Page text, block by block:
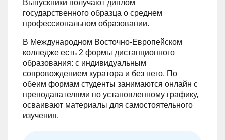
Выпускники получают диплом
государственного образца о среднем
профессиональном образовании.
В Международном Восточно-Европейском
колледже есть 2 формы дистанционного
образования: с индивидуальным
сопровождением куратора и без него. По
обеим формам студенты занимаются онлайн с
преподавателями по установленному графику,
осваивают материалы для самостоятельного
изучения.